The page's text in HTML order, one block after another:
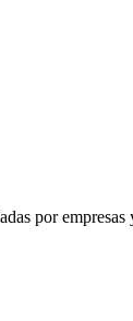
por empresas